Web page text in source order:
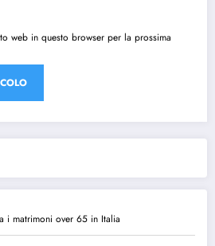
web in questo browser per la prossima
i matrimoni over 65 in Italia